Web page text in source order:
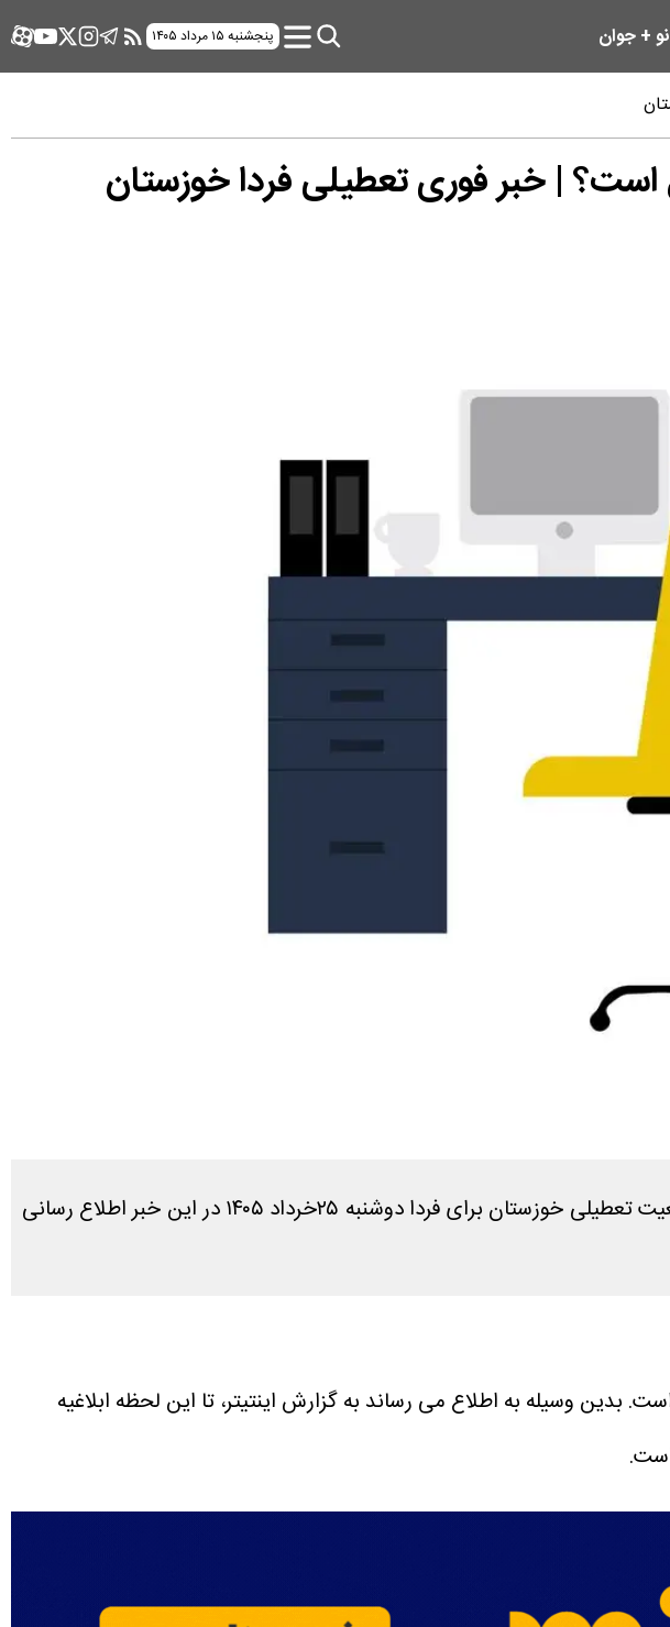
نو + جوان پنجشنبه ۱۵ مرداد ۱۴۰۵
در پاسخ به سوال کاربران که آیا فردا تعطیل است یا نه، طبق بررسی های انجام شده آخرین وضعیت تعطیلی خوزستان برای فردا دوشنبه ۲۵خرداد ۱۴۰۵ در این خبر اطلاع رسانی
بدین وسیله به اطلاع می رساند به گزارش اینتیتر، تا این لحظه ابلاغیه